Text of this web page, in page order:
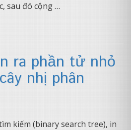
sau đó cộng …
ra phần tử nhỏ
nhị phân
kiếm (binary search tree), in